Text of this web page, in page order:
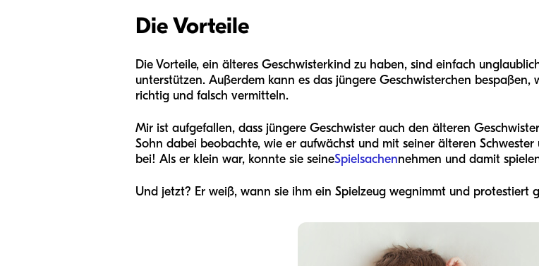
Die Vorteile
Die Vorteile, ein älteres Geschwisterkind zu haben, sind einfach
unterstützen. Außerdem kann es das jüngere Geschwisterchen
richtig und falsch vermitteln.
Mir ist aufgefallen, dass jüngere Geschwister auch den älteren
Sohn dabei beobachte, wie er aufwächst und mit seiner älteren
bei! Als er klein war, konnte sie seineSpielsachennehmen und damit
Und jetzt? Er weiß, wann sie ihm ein Spielzeug wegnimmt und protestiert